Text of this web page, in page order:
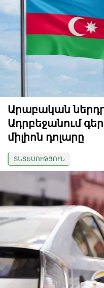
Արաբական
Ադրբեջանում
միլիոն դոլարը
ՏՆՏԵՍՈՒԹՅՈՒՆ